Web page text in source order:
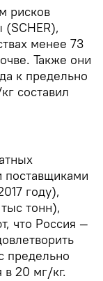
рисков
менее 73
Также они
к предельно
составил
году),
тонн),
что Россия —
предельно
в 20 мг/кг.